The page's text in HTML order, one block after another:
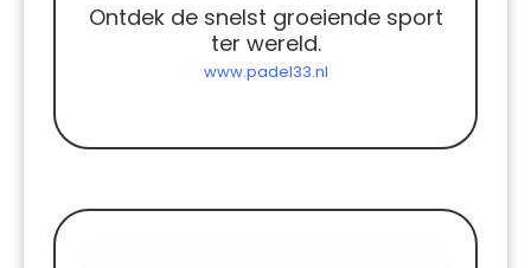
Ontdek de snelst groeiende sport
ter wereld.
www.padel33.nl